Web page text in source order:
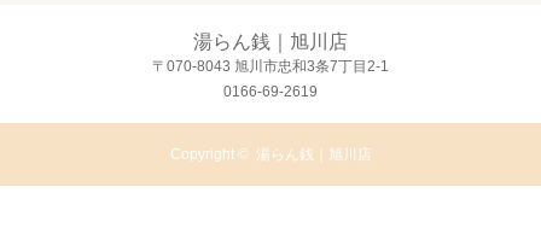
湯らん銭｜旭川店
〒070-8043 旭川市忠和3条7丁目2-1
0166-69-2619
Copyright © 湯らん銭｜旭川店